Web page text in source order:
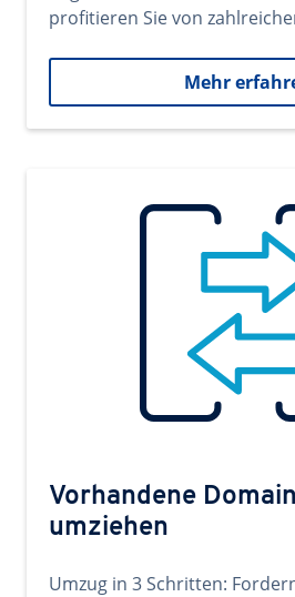
profitieren Sie von
Mehr
Vorhandene
umziehen
Umzug in 3 Schritten: